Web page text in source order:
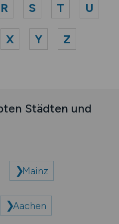
R S T U
X Y Z
Städten und
Mainz
Aachen